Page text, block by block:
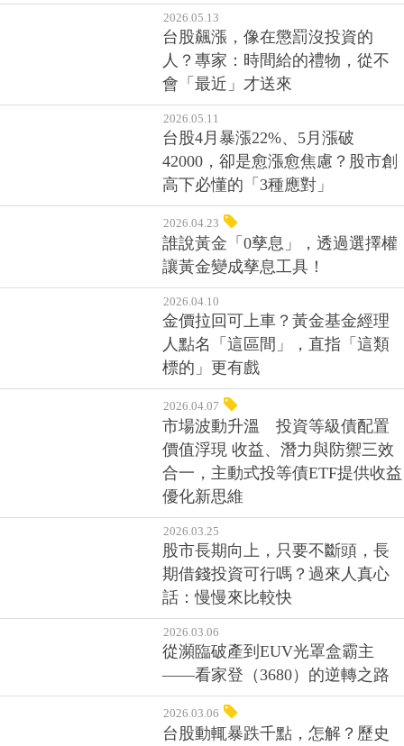
2026.05.13
台股飆漲，像在懲罰沒投資的
人？專家：時間給的禮物，從不
會「最近」才送來​
2026.05.11
台股4月暴漲22%、5月漲破
42000，卻是愈漲愈焦慮？股市創
高下必懂的「3種應對」
2026.04.23
誰說黃金「0孳息」，透過選擇權
讓黃金變成孳息工具！
2026.04.10
金價拉回可上車？黃金基金經理
人點名「這區間」，直指「這類
標的」更有戲
2026.04.07
市場波動升溫 投資等級債配置
價值浮現 收益、潛力與防禦三效
合一，主動式投等債ETF提供收益
優化新思維
2026.03.25
股市長期向上，只要不斷頭，長
期借錢投資可行嗎？過來人真心
話：慢慢來比較快
2026.03.06